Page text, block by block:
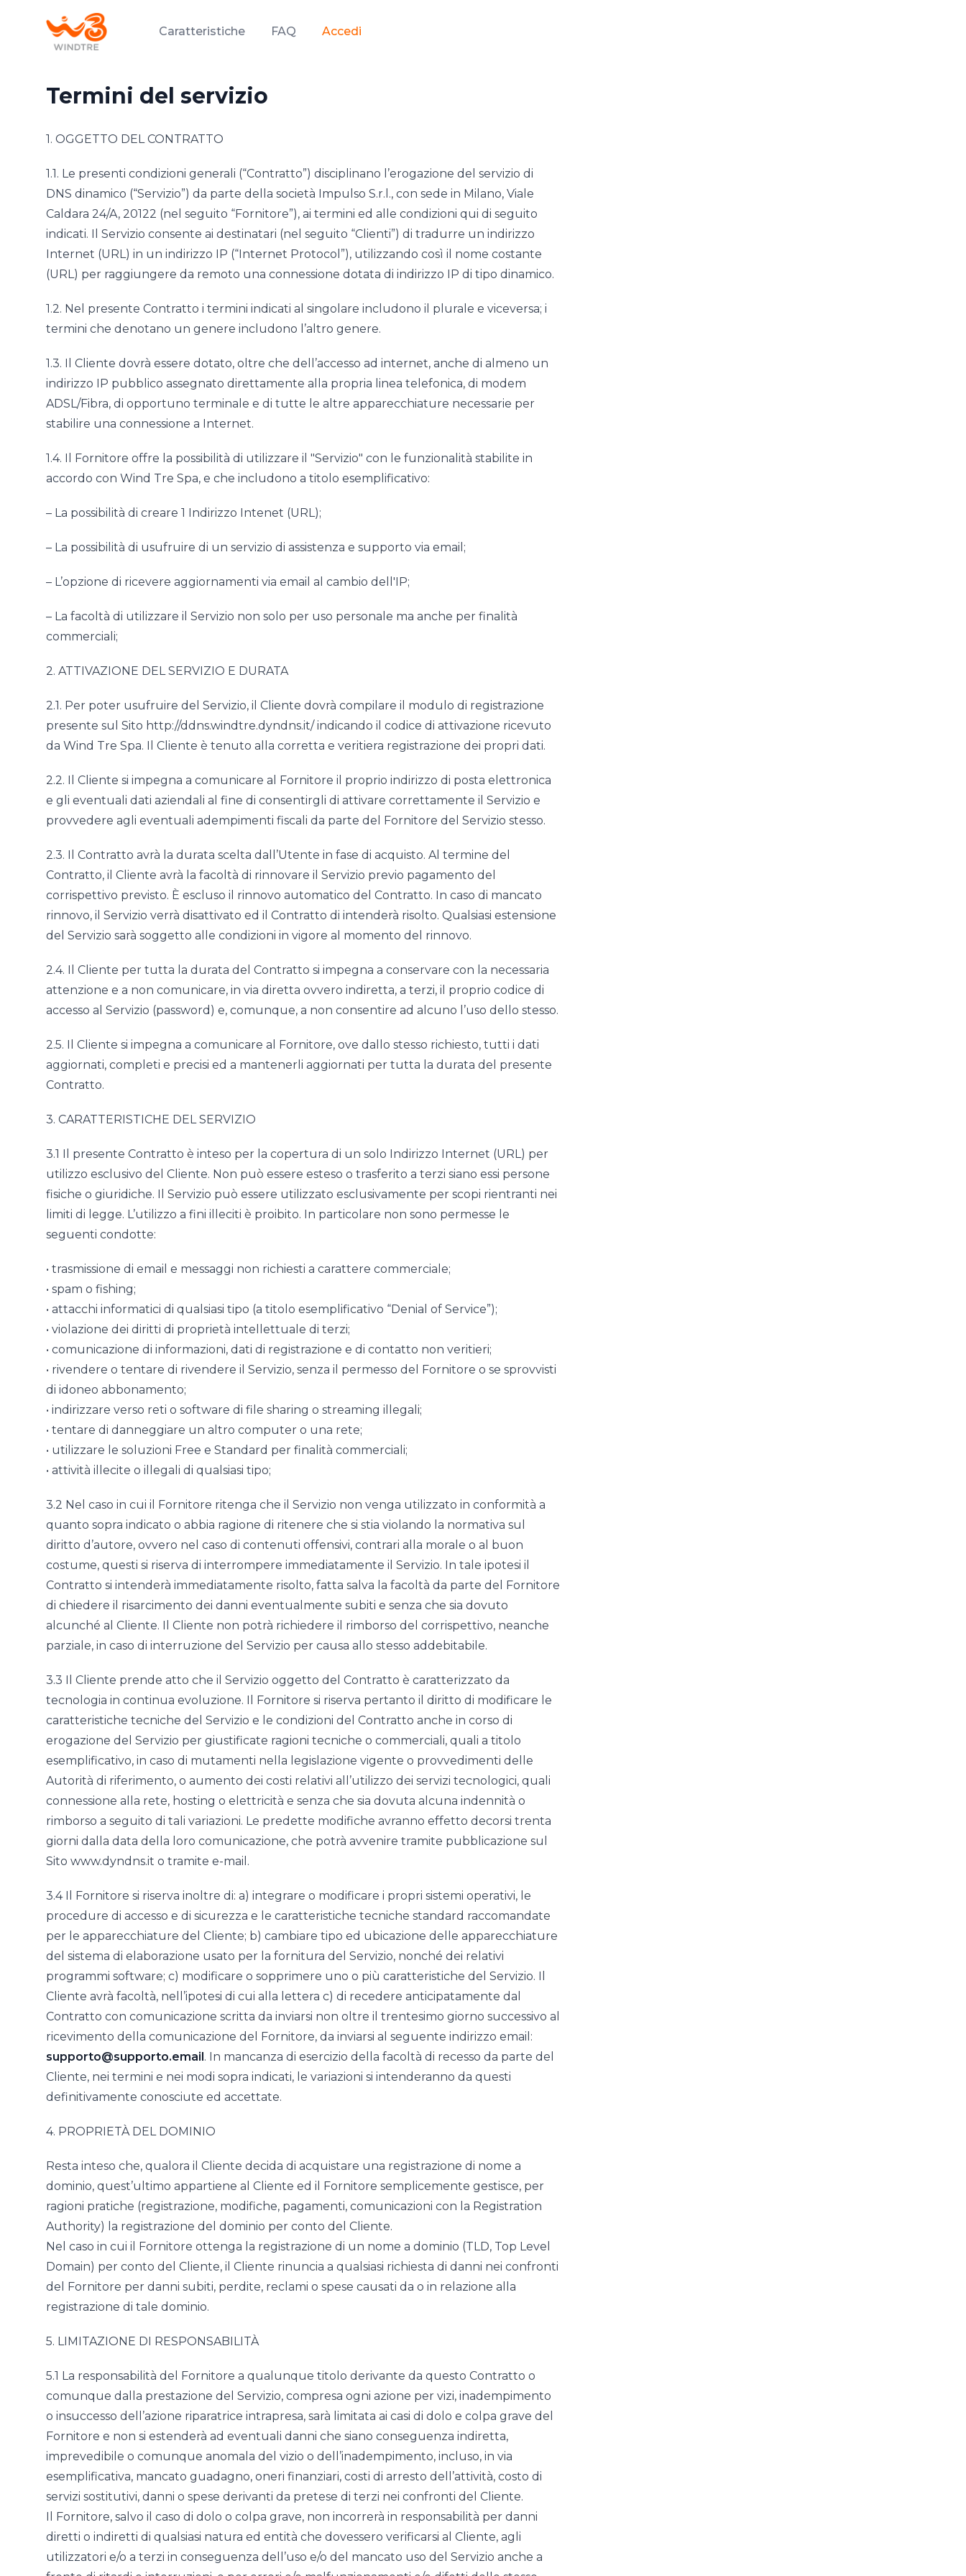
Caratteristiche FAQ Accedi
Termini del servizio
1. OGGETTO DEL CONTRATTO
1.1. Le presenti condizioni generali (“Contratto”) disciplinano l’erogazione del servizio di
DNS dinamico (“Servizio”) da parte della società Impulso S.r.l., con sede in Milano, Viale
Caldara 24/A, 20122 (nel seguito “Fornitore”), ai termini ed alle condizioni qui di seguito
indicati. Il Servizio consente ai destinatari (nel seguito “Clienti”) di tradurre un indirizzo
Internet (URL) in un indirizzo IP (“Internet Protocol”), utilizzando così il nome costante
(URL) per raggiungere da remoto una connessione dotata di indirizzo IP di tipo dinamico.
1.2. Nel presente Contratto i termini indicati al singolare includono il plurale e viceversa; i
termini che denotano un genere includono l’altro genere.
1.3. Il Cliente dovrà essere dotato, oltre che dell’accesso ad internet, anche di almeno un
indirizzo IP pubblico assegnato direttamente alla propria linea telefonica, di modem
ADSL/Fibra, di opportuno terminale e di tutte le altre apparecchiature necessarie per
stabilire una connessione a Internet.
1.4. Il Fornitore offre la possibilità di utilizzare il "Servizio" con le funzionalità stabilite in
accordo con Wind Tre Spa, e che includono a titolo esemplificativo:
– La possibilità di creare 1 Indirizzo Intenet (URL);
– La possibilità di usufruire di un servizio di assistenza e supporto via email;
– L’opzione di ricevere aggiornamenti via email al cambio dell'IP;
– La facoltà di utilizzare il Servizio non solo per uso personale ma anche per finalità
commerciali;
2. ATTIVAZIONE DEL SERVIZIO E DURATA
2.1. Per poter usufruire del Servizio, il Cliente dovrà compilare il modulo di registrazione
presente sul Sito http://ddns.windtre.dyndns.it/ indicando il codice di attivazione ricevuto
da Wind Tre Spa. Il Cliente è tenuto alla corretta e veritiera registrazione dei propri dati.
2.2. Il Cliente si impegna a comunicare al Fornitore il proprio indirizzo di posta elettronica
e gli eventuali dati aziendali al fine di consentirgli di attivare correttamente il Servizio e
provvedere agli eventuali adempimenti fiscali da parte del Fornitore del Servizio stesso.
2.3. Il Contratto avrà la durata scelta dall’Utente in fase di acquisto. Al termine del
Contratto, il Cliente avrà la facoltà di rinnovare il Servizio previo pagamento del
corrispettivo previsto. È escluso il rinnovo automatico del Contratto. In caso di mancato
rinnovo, il Servizio verrà disattivato ed il Contratto di intenderà risolto. Qualsiasi estensione
del Servizio sarà soggetto alle condizioni in vigore al momento del rinnovo.
2.4. Il Cliente per tutta la durata del Contratto si impegna a conservare con la necessaria
attenzione e a non comunicare, in via diretta ovvero indiretta, a terzi, il proprio codice di
accesso al Servizio (password) e, comunque, a non consentire ad alcuno l’uso dello stesso.
2.5. Il Cliente si impegna a comunicare al Fornitore, ove dallo stesso richiesto, tutti i dati
aggiornati, completi e precisi ed a mantenerli aggiornati per tutta la durata del presente
Contratto.
3. CARATTERISTICHE DEL SERVIZIO
3.1 Il presente Contratto è inteso per la copertura di un solo Indirizzo Internet (URL) per
utilizzo esclusivo del Cliente. Non può essere esteso o trasferito a terzi siano essi persone
fisiche o giuridiche. Il Servizio può essere utilizzato esclusivamente per scopi rientranti nei
limiti di legge. L’utilizzo a fini illeciti è proibito. In particolare non sono permesse le
seguenti condotte:
• trasmissione di email e messaggi non richiesti a carattere commerciale;
• spam o fishing;
• attacchi informatici di qualsiasi tipo (a titolo esemplificativo “Denial of Service”);
• violazione dei diritti di proprietà intellettuale di terzi;
• comunicazione di informazioni, dati di registrazione e di contatto non veritieri;
• rivendere o tentare di rivendere il Servizio, senza il permesso del Fornitore o se sprovvisti
di idoneo abbonamento;
• indirizzare verso reti o software di file sharing o streaming illegali;
• tentare di danneggiare un altro computer o una rete;
• utilizzare le soluzioni Free e Standard per finalità commerciali;
• attività illecite o illegali di qualsiasi tipo;
3.2 Nel caso in cui il Fornitore ritenga che il Servizio non venga utilizzato in conformità a
quanto sopra indicato o abbia ragione di ritenere che si stia violando la normativa sul
diritto d’autore, ovvero nel caso di contenuti offensivi, contrari alla morale o al buon
costume, questi si riserva di interrompere immediatamente il Servizio. In tale ipotesi il
Contratto si intenderà immediatamente risolto, fatta salva la facoltà da parte del Fornitore
di chiedere il risarcimento dei danni eventualmente subiti e senza che sia dovuto
alcunché al Cliente. Il Cliente non potrà richiedere il rimborso del corrispettivo, neanche
parziale, in caso di interruzione del Servizio per causa allo stesso addebitabile.
3.3 Il Cliente prende atto che il Servizio oggetto del Contratto è caratterizzato da
tecnologia in continua evoluzione. Il Fornitore si riserva pertanto il diritto di modificare le
caratteristiche tecniche del Servizio e le condizioni del Contratto anche in corso di
erogazione del Servizio per giustificate ragioni tecniche o commerciali, quali a titolo
esemplificativo, in caso di mutamenti nella legislazione vigente o provvedimenti delle
Autorità di riferimento, o aumento dei costi relativi all’utilizzo dei servizi tecnologici, quali
connessione alla rete, hosting o elettricità e senza che sia dovuta alcuna indennità o
rimborso a seguito di tali variazioni. Le predette modifiche avranno effetto decorsi trenta
giorni dalla data della loro comunicazione, che potrà avvenire tramite pubblicazione sul
Sito www.dyndns.it o tramite e-mail.
3.4 Il Fornitore si riserva inoltre di: a) integrare o modificare i propri sistemi operativi, le
procedure di accesso e di sicurezza e le caratteristiche tecniche standard raccomandate
per le apparecchiature del Cliente; b) cambiare tipo ed ubicazione delle apparecchiature
del sistema di elaborazione usato per la fornitura del Servizio, nonché dei relativi
programmi software; c) modificare o sopprimere uno o più caratteristiche del Servizio. Il
Cliente avrà facoltà, nell’ipotesi di cui alla lettera c) di recedere anticipatamente dal
Contratto con comunicazione scritta da inviarsi non oltre il trentesimo giorno successivo al
ricevimento della comunicazione del Fornitore, da inviarsi al seguente indirizzo email:
supporto@supporto.email. In mancanza di esercizio della facoltà di recesso da parte del
Cliente, nei termini e nei modi sopra indicati, le variazioni si intenderanno da questi
definitivamente conosciute ed accettate.
4. PROPRIETÀ DEL DOMINIO
Resta inteso che, qualora il Cliente decida di acquistare una registrazione di nome a
dominio, quest’ultimo appartiene al Cliente ed il Fornitore semplicemente gestisce, per
ragioni pratiche (registrazione, modifiche, pagamenti, comunicazioni con la Registration
Authority) la registrazione del dominio per conto del Cliente.
Nel caso in cui il Fornitore ottenga la registrazione di un nome a dominio (TLD, Top Level
Domain) per conto del Cliente, il Cliente rinuncia a qualsiasi richiesta di danni nei confronti
del Fornitore per danni subiti, perdite, reclami o spese causati da o in relazione alla
registrazione di tale dominio.
5. LIMITAZIONE DI RESPONSABILITÀ
5.1 La responsabilità del Fornitore a qualunque titolo derivante da questo Contratto o
comunque dalla prestazione del Servizio, compresa ogni azione per vizi, inadempimento
o insuccesso dell’azione riparatrice intrapresa, sarà limitata ai casi di dolo e colpa grave del
Fornitore e non si estenderà ad eventuali danni che siano conseguenza indiretta,
imprevedibile o comunque anomala del vizio o dell’inadempimento, incluso, in via
esemplificativa, mancato guadagno, oneri finanziari, costi di arresto dell’attività, costo di
servizi sostitutivi, danni o spese derivanti da pretese di terzi nei confronti del Cliente.
Il Fornitore, salvo il caso di dolo o colpa grave, non incorrerà in responsabilità per danni
diretti o indiretti di qualsiasi natura ed entità che dovessero verificarsi al Cliente, agli
utilizzatori e/o a terzi in conseguenza dell’uso e/o del mancato uso del Servizio anche a